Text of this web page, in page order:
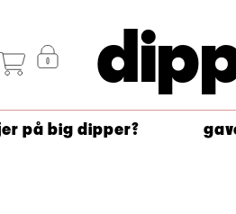
på big dipper?